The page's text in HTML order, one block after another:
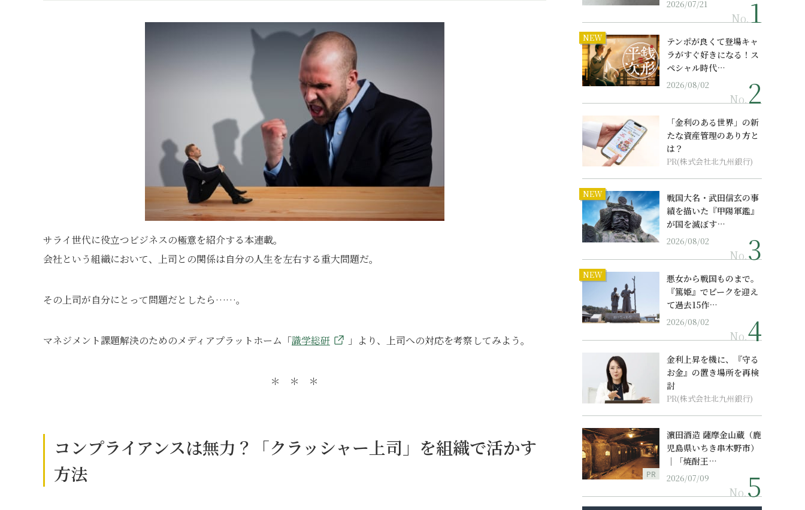
サライ世代に役立つビジネスの極意を紹介する本連載。
会社という組織において、上司との関係は自分の人生を左右する重大問題だ。
その上司が自分にとって問題だとしたら……。
マネジメント課題解決のためのメディアプラットホーム「識学総研 」より、上司への対応を考察してみよう。
＊ ＊ ＊
コンプライアンスは無力？「クラッシャー上司」を組織で活かす
方法
2026/07/21
No.
NEW
テンポが良くて登場キャ
ラがすぐ好きになる！ス
ペシャル時代…
2026/08/02
No.
「金利のある世界」の新
たな資産管理のあり方と
は？
PR(株式会社北九州銀行)
NEW
戦国大名・武田信玄の事
績を描いた『甲陽軍鑑』
が国を滅ぼす…
2026/08/02
No.
NEW
悪女から戦国ものまで。
『篤姫』でピークを迎え
て過去15作…
2026/08/02
No.
金利上昇を機に、『守る
お金』の置き場所を再検
討
PR(株式会社北九州銀行)
PR
濵田酒造 薩摩金山蔵（鹿
児島県いちき串木野市）
｜「焼酎王…
2026/07/09
No.